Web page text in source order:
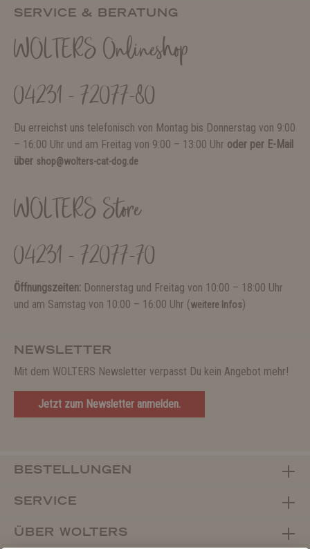
SERVICE & BERATUNG
WOLTERS Onlineshop
04231 - 72077-80
Du erreichst uns telefonisch von Montag bis Donnerstag von 9:00
– 16:00 Uhr und am Freitag von 9:00 – 13:00 Uhr oder per E-Mail
über shop@wolters-cat-dog.de
WOLTERS Store
04231 - 72077-70
Öffnungszeiten: Donnerstag und Freitag von 10:00 – 18:00 Uhr
und am Samstag von 10:00 – 16:00 Uhr (weitere Infos)
NEWSLETTER
Mit dem WOLTERS Newsletter verpasst Du kein Angebot mehr!
Jetzt zum Newsletter anmelden.
BESTELLUNGEN
SERVICE
ÜBER WOLTERS